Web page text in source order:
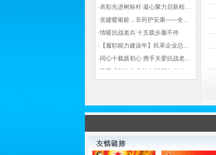
·表彰先进树标杆 凝心聚力启新程——民革企业总支部参加2025年度先进表彰大会有感
·党建暖银龄，非药护安康——全球健康公益大讲堂温情纪实
·情暖抗战老兵 十五载步履不停
·【履职能力建设年】民革企业总支部联合多地民革基层组织发起“夏日送清凉”活动 致敬“乡镇美容师”
·同心十载践初心 携手关爱抗战老兵——民革企业总支部 十年帮扶抗战老兵工作纪实